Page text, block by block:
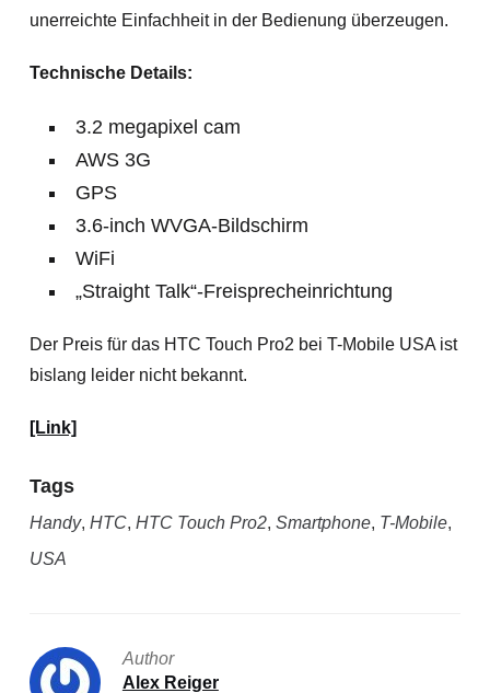
unerreichte Einfachheit in der Bedienung überzeugen.
Technische Details:
3.2 megapixel cam
AWS 3G
GPS
3.6-inch WVGA-Bildschirm
WiFi
„Straight Talk“-Freisprecheinrichtung
Der Preis für das HTC Touch Pro2 bei T-Mobile USA ist
bislang leider nicht bekannt.
[Link]
Tags
Handy, HTC, HTC Touch Pro2, Smartphone, T-Mobile,
USA
Author
Alex Reiger